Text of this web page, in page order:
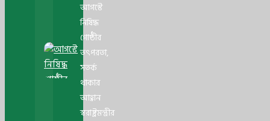
আগস্টে
নিষিদ্ধ
গোষ্ঠীর
তৎপরতা,
সতর্ক
থাকার
আহ্বান
স্বরাষ্ট্রমন্ত্রীর